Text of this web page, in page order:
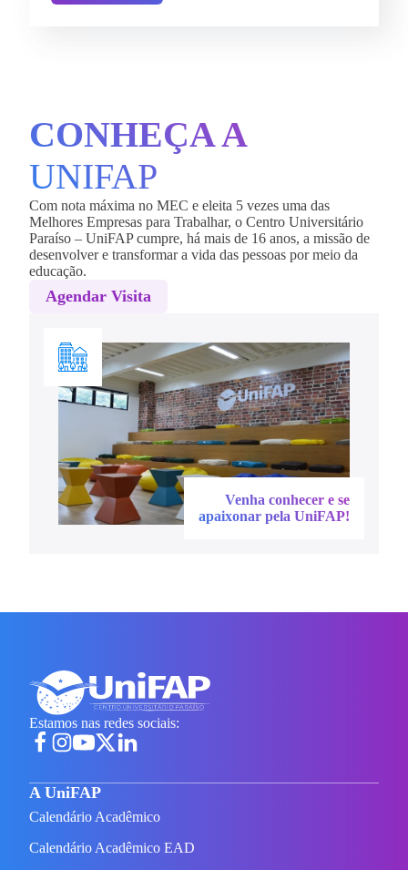
Venha conhecer e se
apaixonar pela UniFAP!
CONHEÇA A
UNIFAP
Com nota máxima no MEC e eleita 5 vezes uma das
Melhores Empresas para Trabalhar, o Centro Universitário
Paraíso – UniFAP cumpre, há mais de 16 anos, a missão de
desenvolver e transformar a vida das pessoas por meio da
educação.
Agendar Visita
Estamos nas redes sociais:
A UniFAP
Calendário Acadêmico
Calendário Acadêmico EAD